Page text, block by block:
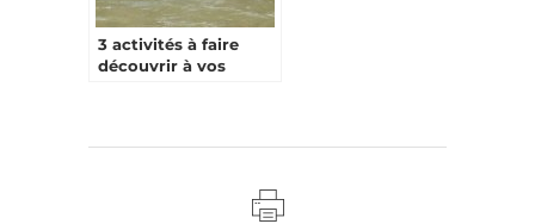
3 activités à faire
découvrir à vos